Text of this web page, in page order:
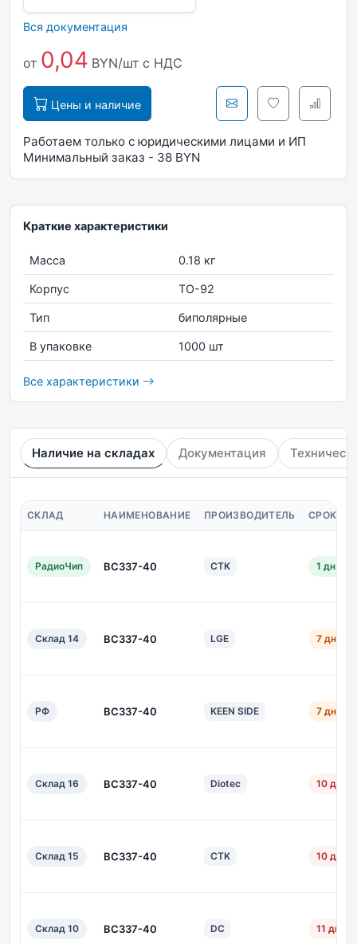
Вся документация
от 0,04 BYN/шт с НДС
Цены и наличие
Работаем только с юридическими лицами и ИП
Минимальный заказ - 38 BYN
Краткие характеристики
Масса 0.18 кг
Корпус TO-92
Тип биполярные
В упаковке 1000 шт
Все характеристики
Наличие на складах Документация
СКЛАД НАИМЕНОВАНИЕ ПРОИЗВОДИТЕЛЬ СРОК
РадиоЧип BC337-40 CTK 1 дн.
Склад 14 BC337-40 LGE 7 дн.
РФ BC337-40 KEEN SIDE 7 дн.
Склад 16 BC337-40 Diotec 10 дн.
Склад 15 BC337-40 CTK 10 дн.
Склад 10 BC337-40 DC 11 дн.